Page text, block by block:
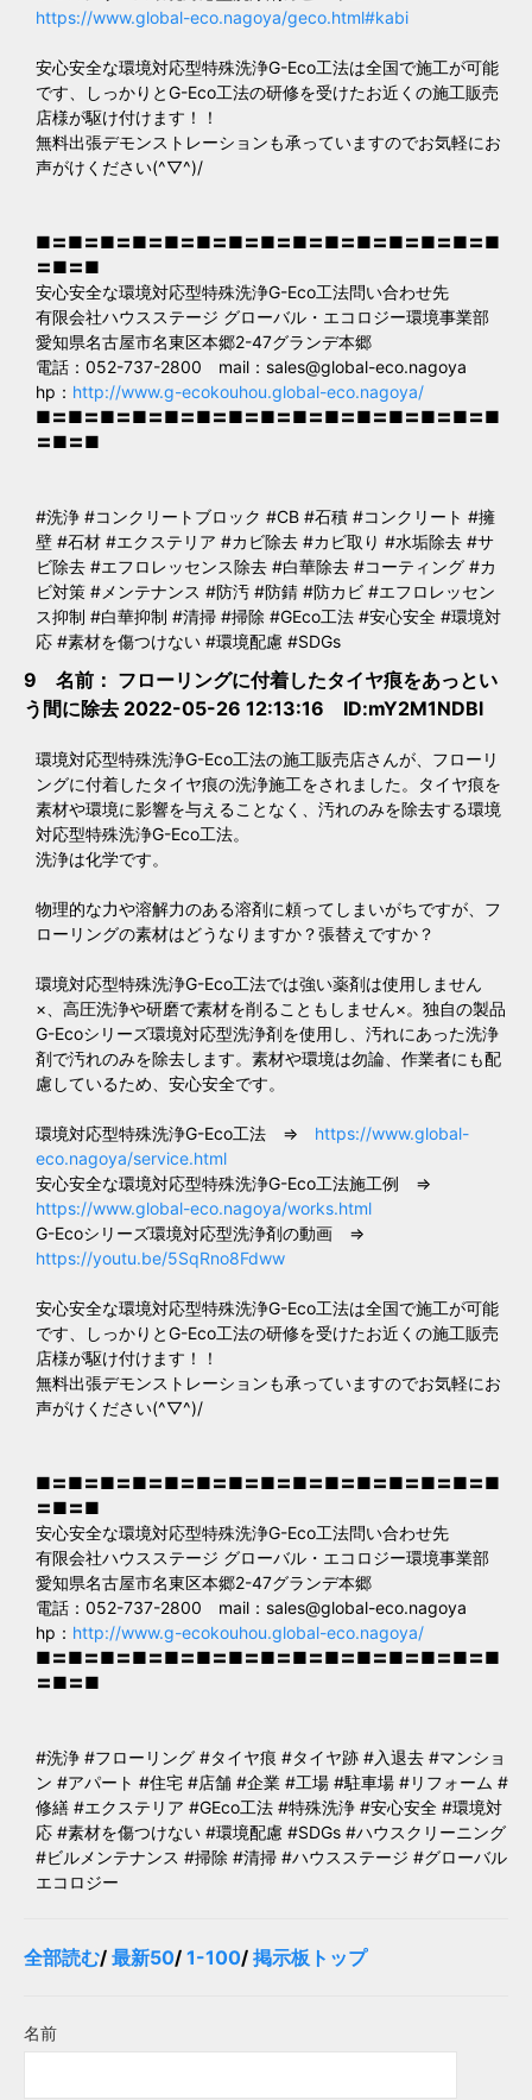
https://www.global-eco.nagoya/geco.html#kabi
安心安全な環境対応型特殊洗浄G-Eco工法は全国で施工が可能
です、しっかりとG-Eco工法の研修を受けたお近くの施工販売
店様が駆け付けます！！
無料出張デモンストレーションも承っていますのでお気軽にお
声がけください(^▽^)/
■〓■〓■〓■〓■〓■〓■〓■〓■〓■〓■〓■〓■〓■〓■
〓■〓■
安心安全な環境対応型特殊洗浄G-Eco工法問い合わせ先
有限会社ハウスステージ グローバル・エコロジー環境事業部
愛知県名古屋市名東区本郷2-47グランデ本郷
電話：052-737-2800 mail： sales@global-eco.nagoya
hp： http://www.g-ecokouhou.global-eco.nagoya/
■〓■〓■〓■〓■〓■〓■〓■〓■〓■〓■〓■〓■〓■〓■
〓■〓■
#洗浄 #コンクリートブロック #CB #石積 #コンクリート #擁
壁 #石材 #エクステリア #カビ除去 #カビ取り #水垢除去 #サ
ビ除去 #エフロレッセンス除去 #白華除去 #コーティング #カ
ビ対策 #メンテナンス #防汚 #防錆 #防カビ #エフロレッセン
ス抑制 #白華抑制 #清掃 #掃除 #GEco工法 #安心安全 #環境対
応 #素材を傷つけない #環境配慮 #SDGs
9 名前： フローリングに付着したタイヤ痕をあっとい
う間に除去 2022-05-26 12:13:16 ID:mY2M1NDBl
環境対応型特殊洗浄G-Eco工法の施工販売店さんが、フローリ
ングに付着したタイヤ痕の洗浄施工をされました。タイヤ痕を
素材や環境に影響を与えることなく、汚れのみを除去する環境
対応型特殊洗浄G-Eco工法。
洗浄は化学です。
物理的な力や溶解力のある溶剤に頼ってしまいがちですが、フ
ローリングの素材はどうなりますか？張替えですか？
環境対応型特殊洗浄G-Eco工法では強い薬剤は使用しません
×、高圧洗浄や研磨で素材を削ることもしません×。独自の製品
G-Ecoシリーズ環境対応型洗浄剤を使用し、汚れにあった洗浄
剤で汚れのみを除去します。素材や環境は勿論、作業者にも配
慮しているため、安心安全です。
環境対応型特殊洗浄G-Eco工法 ⇒ https://www.global-
eco.nagoya/service.html
安心安全な環境対応型特殊洗浄G-Eco工法施工例 ⇒
https://www.global-eco.nagoya/works.html
G-Ecoシリーズ環境対応型洗浄剤の動画 ⇒
https://youtu.be/5SqRno8Fdww
安心安全な環境対応型特殊洗浄G-Eco工法は全国で施工が可能
です、しっかりとG-Eco工法の研修を受けたお近くの施工販売
店様が駆け付けます！！
無料出張デモンストレーションも承っていますのでお気軽にお
声がけください(^▽^)/
■〓■〓■〓■〓■〓■〓■〓■〓■〓■〓■〓■〓■〓■〓■
〓■〓■
安心安全な環境対応型特殊洗浄G-Eco工法問い合わせ先
有限会社ハウスステージ グローバル・エコロジー環境事業部
愛知県名古屋市名東区本郷2-47グランデ本郷
電話：052-737-2800 mail： sales@global-eco.nagoya
hp： http://www.g-ecokouhou.global-eco.nagoya/
■〓■〓■〓■〓■〓■〓■〓■〓■〓■〓■〓■〓■〓■〓■
〓■〓■
#洗浄 #フローリング #タイヤ痕 #タイヤ跡 #入退去 #マンショ
ン #アパート #住宅 #店舗 #企業 #工場 #駐車場 #リフォーム #
修繕 #エクステリア #GEco工法 #特殊洗浄 #安心安全 #環境対
応 #素材を傷つけない #環境配慮 #SDGs #ハウスクリーニング
#ビルメンテナンス #掃除 #清掃 #ハウスステージ #グローバル
エコロジー
全部読む/ 最新50/ 1-100/ 掲示板トップ
名前